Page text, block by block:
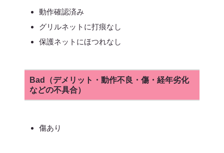
動作確認済み
グリルネットに打痕なし
保護ネットにほつれなし
Bad（デメリット・動作不良・傷・経年劣化
などの不具合）
傷あり